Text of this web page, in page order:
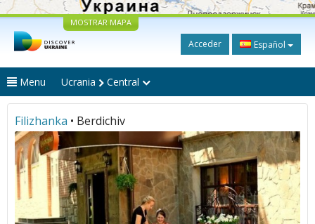
MOSTRAR MAPA
Acceder Español
Menu Ucrania Central
Filizhanka • Berdichiv